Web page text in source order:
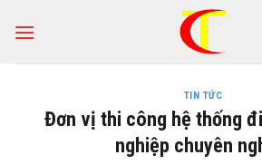
TIN TỨC
Đơn vị thi công hệ thống
nghiệp chuyên